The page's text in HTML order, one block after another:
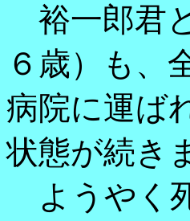
裕一郎君
６歳）も、
病院に運ば
状態が続き
ようやく